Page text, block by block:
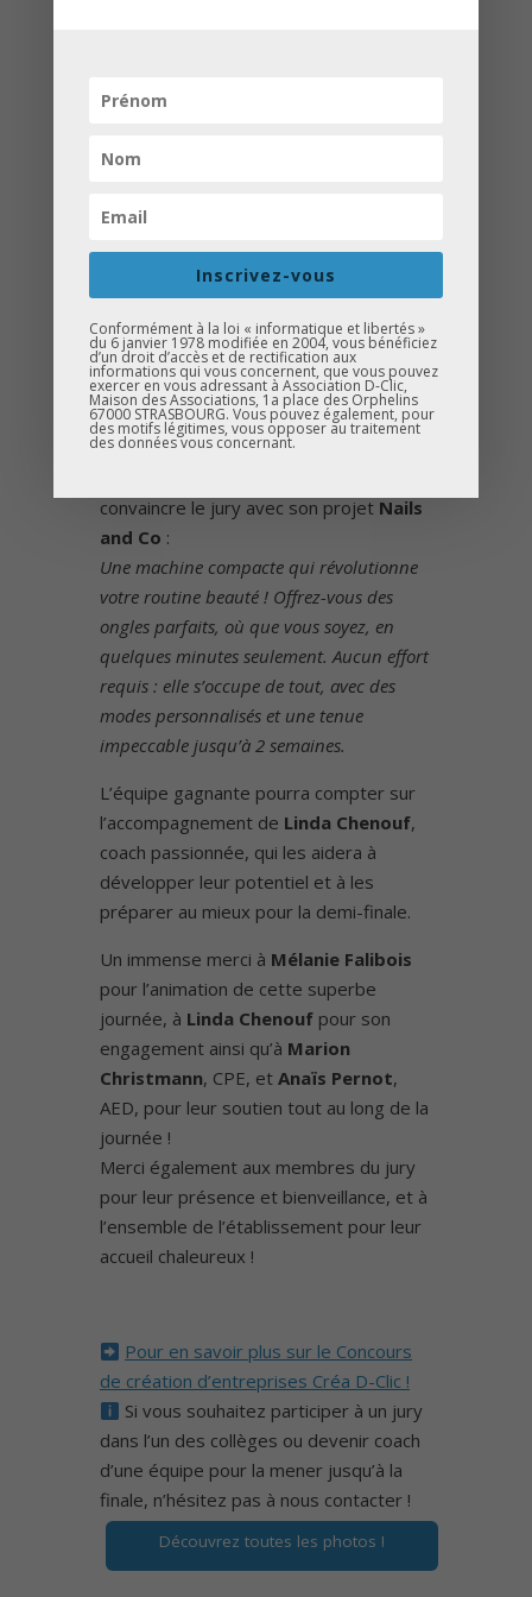
Strasbourg
Caf du Bas-Rhin & Entrepreneuse –
Isabelle Ulrich: Principale Adjointe –
Collège Stockfeld
Un grand bravo aux élèves qui ont su
développer des idées et projets
d’entreprises innovants !
convaincre le jury avec son projet Nails
and Co :
Une machine compacte qui révolutionne
votre routine beauté ! Offrez-vous des
ongles parfaits, où que vous soyez, en
quelques minutes seulement. Aucun effort
requis : elle s’occupe de tout, avec des
modes personnalisés et une tenue
impeccable jusqu’à 2 semaines.
L’équipe gagnante pourra compter sur
l’accompagnement de Linda Chenouf,
coach passionnée, qui les aidera à
développer leur potentiel et à les
préparer au mieux pour la demi-finale.
Un immense merci à Mélanie Falibois
pour l’animation de cette superbe
journée, à Linda Chenouf pour son
engagement ainsi qu’à Marion
Christmann, CPE, et Anaïs Pernot,
AED, pour leur soutien tout au long de la
journée !
Merci également aux membres du jury
pour leur présence et bienveillance, et à
l’ensemble de l’établissement pour leur
accueil chaleureux !
Pour en savoir plus sur le Concours
de création d’entreprises Créa D-Clic !
Si vous souhaitez participer à un jury
dans l’un des collèges ou devenir coach
d’une équipe pour la mener jusqu’à la
finale, n’hésitez pas à nous contacter !
Découvrez toutes les photos !
Inscrivez-vous
Conformément à la loi « informatique et libertés »
du 6 janvier 1978 modifiée en 2004, vous bénéficiez
d’un droit d’accès et de rectification aux
informations qui vous concernent, que vous pouvez
exercer en vous adressant à Association D-Clic,
Maison des Associations, 1a place des Orphelins
67000 STRASBOURG. Vous pouvez également, pour
des motifs légitimes, vous opposer au traitement
des données vous concernant.